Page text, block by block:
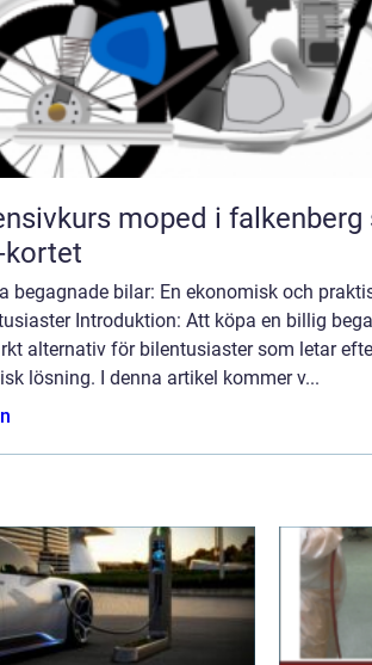
moped i falkenberg snabb väg till
kortet
begagnade bilar: En ekonomisk och
Introduktion: Att köpa en billig
alternativ för bilentusiaster som letar
lösning. I denna artikel kommer v...